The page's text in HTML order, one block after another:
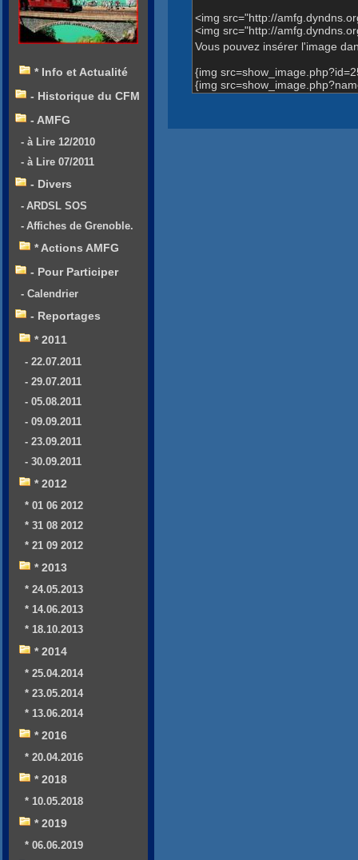
<img src="http://
<img src="http://
Vous pouvez insérer l'image
{img
{img
* Info et Actualité
- Historique du CFM
- AMFG
- à Lire 12/2010
- à Lire 07/2011
- Divers
- ARDSL SOS
- Affiches de Grenoble.
* Actions AMFG
- Pour Participer
- Calendrier
- Reportages
* 2011
- 22.07.2011
- 29.07.2011
- 05.08.2011
- 09.09.2011
- 23.09.2011
- 30.09.2011
* 2012
* 01 06 2012
* 31 08 2012
* 21 09 2012
* 2013
* 24.05.2013
* 14.06.2013
* 18.10.2013
* 2014
* 25.04.2014
* 23.05.2014
* 13.06.2014
* 2016
* 20.04.2016
* 2018
* 10.05.2018
* 2019
* 06.06.2019